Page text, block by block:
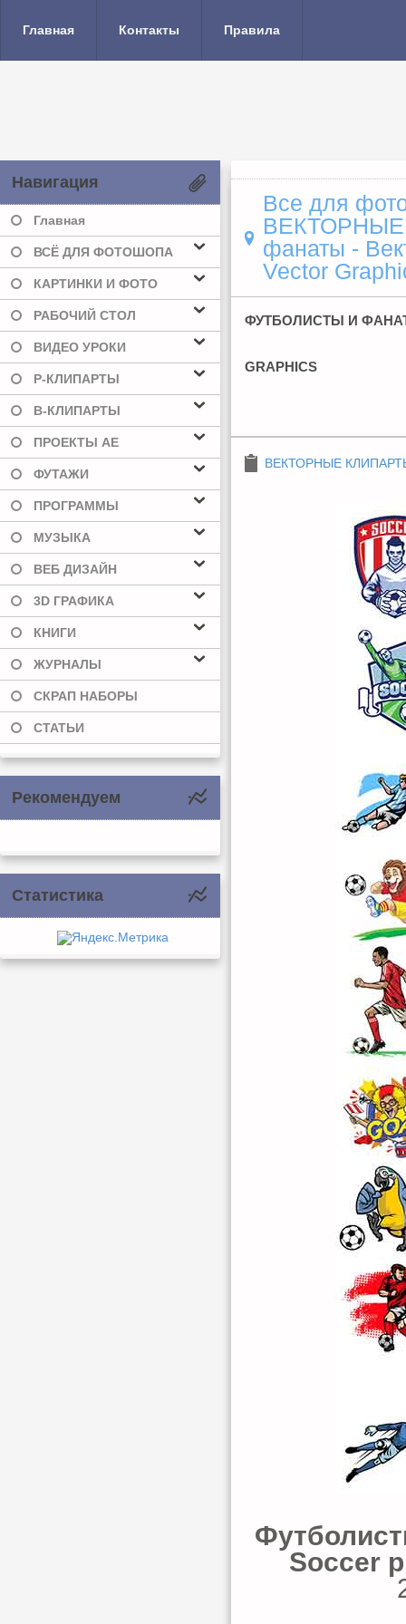
Главная Контакты Правила
Навигация
Главная
ВСЁ ДЛЯ ФОТОШОПА
КАРТИНКИ И ФОТО
РАБОЧИЙ СТОЛ
ВИДЕО УРОКИ
Р-КЛИПАРТЫ
В-КЛИПАРТЫ
ПРОЕКТЫ AE
ФУТАЖИ
ПРОГРАММЫ
МУЗЫКА
ВЕБ ДИЗАЙН
3D ГРАФИКА
КНИГИ
ЖУРНАЛЫ
СКРАП НАБОРЫ
СТАТЬИ
Рекомендуем
Статистика
Все для
фанаты -
Vector
ФУТБОЛИСТЫ И ФАНАТЫ
GRAPHICS
ВЕКТОРНЫЕ
Soccer